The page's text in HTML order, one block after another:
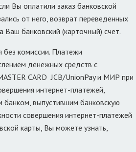
Вы оплатили заказ банковской
от него, возврат переведенных
Ваш банковский (карточный) счет.
без комиссии. Платежи
денежных средств с
CARD JCB/UnionPay и МИР при
интернет-платежей,
выпустившим банковскую
совершения интернет-платежей
карты, Вы можете узнать,